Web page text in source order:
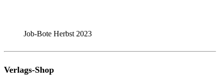
Job-Bote Herbst 2023
Verlags-Shop